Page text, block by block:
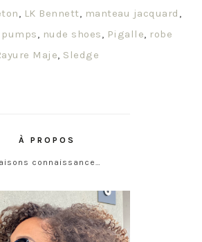
, LK Bennett, manteau jacquard ,
, nude shoes, Pigalle, robe
Maje, Sledge
À PROPOS
connaissance…